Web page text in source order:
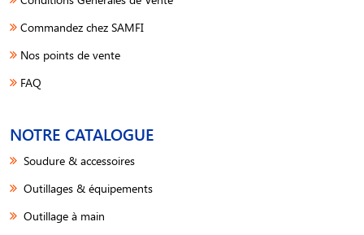
Commandez chez SAMFI
Nos points de vente
FAQ
NOTRE CATALOGUE
Soudure & accessoires
Outillages & équipements
Outillage à main